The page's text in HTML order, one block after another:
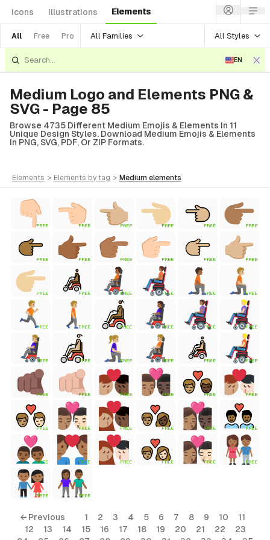
Icons Illustrations Elements
All Free Pro All Families All Styles
EN
Medium Logo and Elements PNG &
SVG - Page 85
Browse 4735 Different Medium Emojis & Elements In 11
Unique Design Styles. Download Medium Emojis & Elements
In PNG, SVG, PDF, Or ZIP Formats.
elements > elements by tag > medium elements
FREE FREE FREE FREE FREE FREE
FREE FREE FREE FREE FREE FREE
FREE FREE FREE FREE FREE FREE
FREE FREE FREE FREE FREE FREE
FREE FREE FREE FREE FREE FREE
FREE FREE FREE FREE FREE FREE
FREE FREE FREE FREE FREE FREE
FREE FREE FREE FREE FREE FREE
FREE FREE
← Previous 1 2 3 4 5 6 7 8 9 10
11
12
13 14 15 16 17 18 19 20 21 22
23